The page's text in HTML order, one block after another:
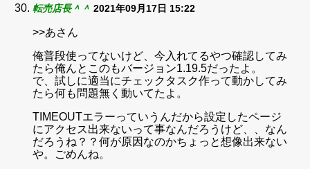
転売店長＾＾ 2021年09月17日 15:22
>>あさん
俺普段使ってないけど、今入れてるやつ確認してみ
たら俺んとこのもバージョン1.19.5だったよ。
で、試しに適当にチェックタスク作って動かしてみ
たら何も問題無く動いてたよ。
TIMEOUTエラーっていうんだから設定したページ
にアクセス出来ないって事なんだろうけど、、なん
だろうね？？何が原因なのかちょっと想像出来ない
や。ごめんね。